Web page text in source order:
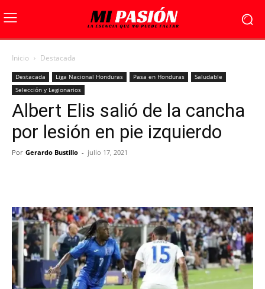
Inicio Destacada
Destacada Liga Nacional Honduras Pasa en Honduras
Saludable
Selección y Legionarios
Albert Elis salió de la cancha
por lesión en pie izquierdo
Por Gerardo Bustillo - julio 17, 2021